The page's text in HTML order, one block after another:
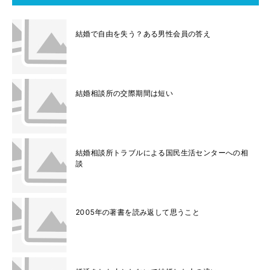
結婚で自由を失う？ある男性会員の答え
結婚相談所の交際期間は短い
結婚相談所トラブルによる国民生活センターへの相
談
2005年の著書を読み返して思うこと